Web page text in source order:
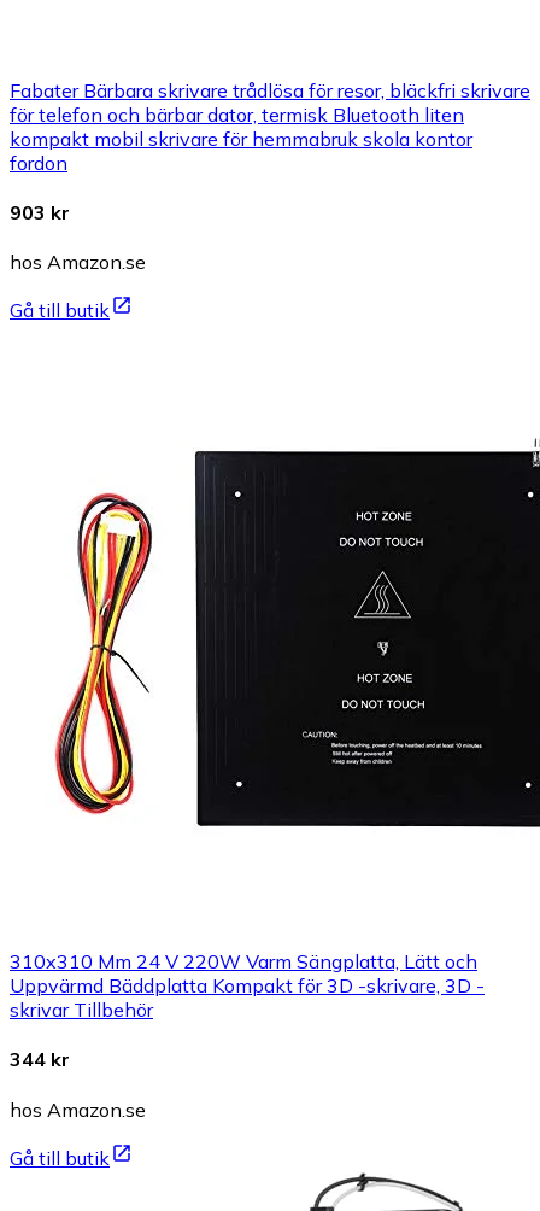
Fabater Bärbara skrivare trådlösa för resor, bläckfri skrivare
för telefon och bärbar dator, termisk Bluetooth liten
kompakt mobil skrivare för hemmabruk skola kontor
fordon
903 kr
hos Amazon.se
Gå till butik
310x310 Mm 24 V 220W Varm Sängplatta, Lätt och
Uppvärmd Bäddplatta Kompakt för 3D -skrivare, 3D -
skrivar Tillbehör
344 kr
hos Amazon.se
Gå till butik